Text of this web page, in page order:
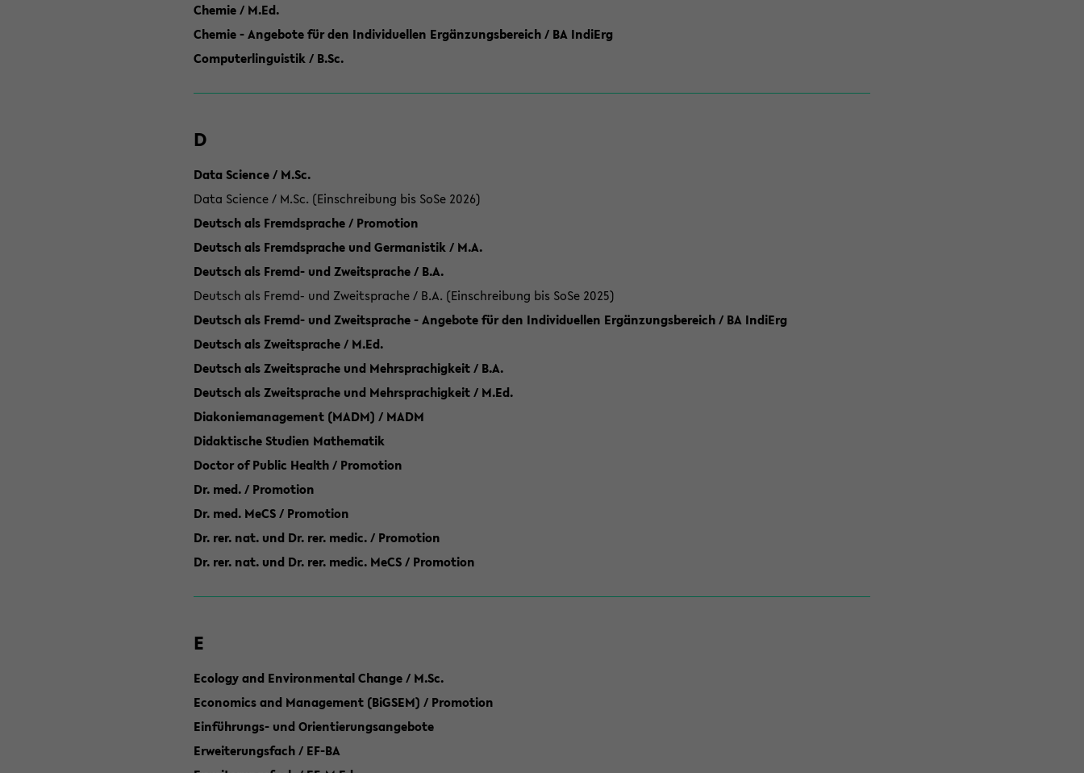
Chemie / M.Ed.
Chemie - Angebote für den Individuellen Ergänzungsbereich / BA IndiErg
Computerlinguistik / B.Sc.
D
Data Science / M.Sc.
Data Science / M.Sc. (Einschreibung bis SoSe 2026)
Deutsch als Fremdsprache / Promotion
Deutsch als Fremdsprache und Germanistik / M.A.
Deutsch als Fremd- und Zweitsprache / B.A.
Deutsch als Fremd- und Zweitsprache / B.A. (Einschreibung bis SoSe 2025)
Deutsch als Fremd- und Zweitsprache - Angebote für den Individuellen Ergänzungsbereich / BA IndiErg
Deutsch als Zweitsprache / M.Ed.
Deutsch als Zweitsprache und Mehrsprachigkeit / B.A.
Deutsch als Zweitsprache und Mehrsprachigkeit / M.Ed.
Diakoniemanagement (MADM) / MADM
Didaktische Studien Mathematik
Doctor of Public Health / Promotion
Dr. med. / Promotion
Dr. med. MeCS / Promotion
Dr. rer. nat. und Dr. rer. medic. / Promotion
Dr. rer. nat. und Dr. rer. medic. MeCS / Promotion
E
Ecology and Environmental Change / M.Sc.
Economics and Management (BiGSEM) / Promotion
Einführungs- und Orientierungsangebote
Erweiterungsfach / EF-BA